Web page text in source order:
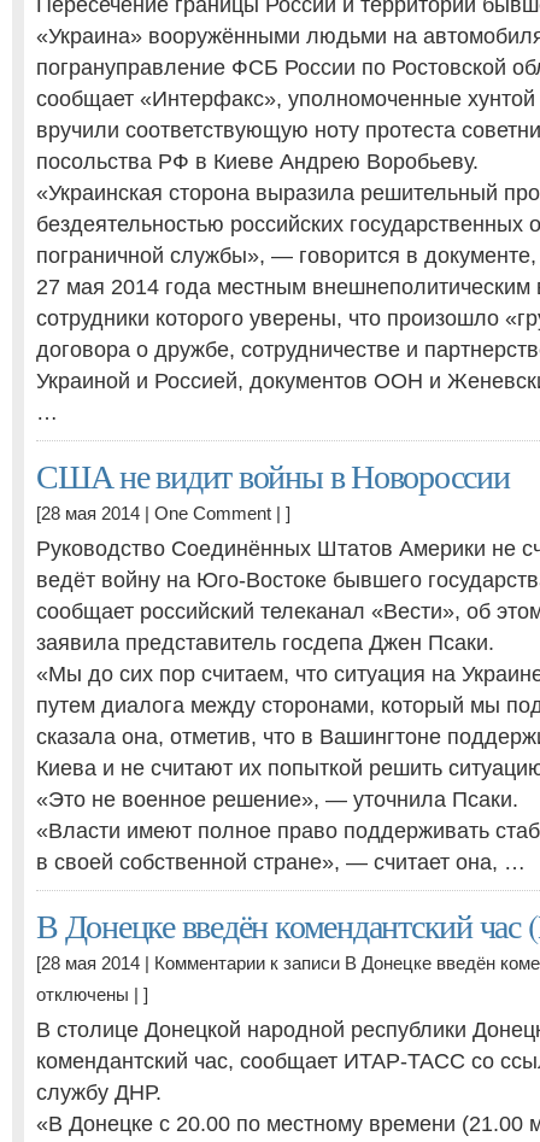
Пересечение границы России и территории
«Украина» вооружёнными людьми на
погрануправление ФСБ России по Ростовской
сообщает «Интерфакс», уполномоченные
вручили соответствующую ноту протеста
посольства РФ в Киеве Андрею Воробьеву.
«Украинская сторона выразила решительный
бездеятельностью российских государственных
пограничной службы», — говорится в
27 мая 2014 года местным внешнеполитическим
сотрудники которого уверены, что произошло
договора о дружбе, сотрудничестве и
Украиной и Россией, документов ООН и
…
США не видит войны в Новороссии
[28 мая 2014 | One Comment | ]
Руководство Соединённых Штатов Америки не
ведёт войну на Юго-Востоке бывшего
сообщает российский телеканал «Вести», об
заявила представитель госдепа Джен Псаки.
«Мы до сих пор считаем, что ситуация на
путем диалога между сторонами, который мы
сказала она, отметив, что в Вашингтоне
Киева и не считают их попыткой решить
«Это не военное решение», — уточнила Псаки.
«Власти имеют полное право поддерживать
в своей собственной стране», — считает она, …
В Донецке введён комендантский
[28 мая 2014 | Комментарии к записи В Донецке введён
отключены | ]
В столице Донецкой народной республики
комендантский час, сообщает ИТАР-ТАСС со
службу ДНР.
«В Донецке с 20.00 по местному времени (21.00